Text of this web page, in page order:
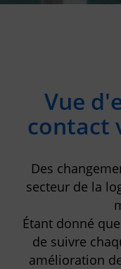
Vue
contact
Des
secteur de la
Étant donné
de suivre
amélioration